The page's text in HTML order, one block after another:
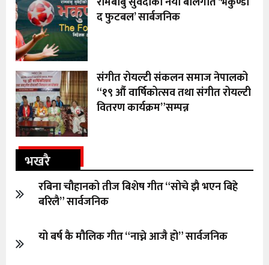
द फुटबल’ सार्बजनिक
संगीत रोयल्टी संकलन समाज नेपालको
“१९ औं वार्षिकोत्सव तथा संगीत रोयल्टी
वितरण कार्यक्रम”सम्पन्न
भखरै
रबिना चौहानको तीज बिशेष गीत “सोचे झै भएन बिहे
बरिलै” सार्वजनिक
यो बर्ष कै मौलिक गीत “नाच्ने आजै हो” सार्वजनिक